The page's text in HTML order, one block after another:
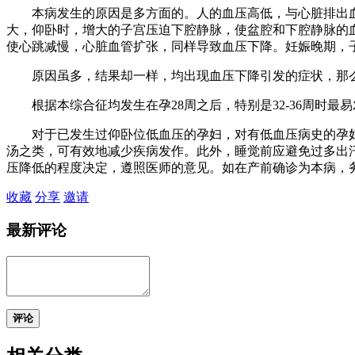
本病发生的原因是多方面的。人的血压高低，与心脏排出
大，仰卧时，增大的子宫压迫下腔静脉，使盆腔和下腔静脉
使心跳减慢，心脏血管扩张，同样导致血压下降。妊娠晚期
原因虽多，结果却一样，均出现血压下降引发的症状，那
根据本综合征均发生在孕28周之后，特别是32-36周时最易
对于已发生过仰卧位低血压的孕妇，对有低血压病史的孕
汤之类，可有效地减少疾病发作。此外，睡觉前应避免过多
压降低的程度决定，遵照医师的意见。如在产前确诊为本病
收藏 分享 邀请
最新评论
评论